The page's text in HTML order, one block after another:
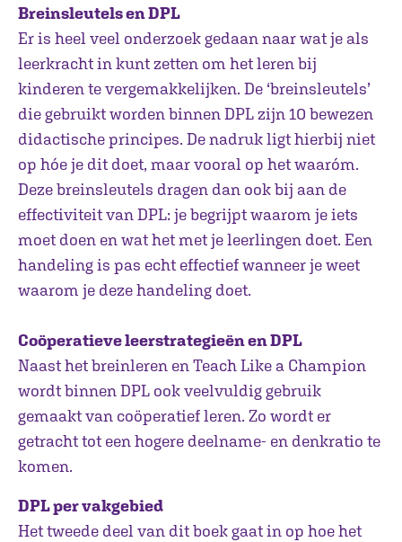
Breinsleutels en DPL
Er is heel veel onderzoek gedaan naar wat je als
leerkracht in kunt zetten om het leren bij
kinderen te vergemakkelijken. De ‘breinsleutels’
die gebruikt worden binnen DPL zijn 10 bewezen
didactische principes. De nadruk ligt hierbij niet
op hóe je dit doet, maar vooral op het waaróm.
Deze breinsleutels dragen dan ook bij aan de
effectiviteit van DPL: je begrijpt waarom je iets
moet doen en wat het met je leerlingen doet. Een
handeling is pas echt effectief wanneer je weet
waarom je deze handeling doet.
Coöperatieve leerstrategieën en DPL
Naast het breinleren en Teach Like a Champion
wordt binnen DPL ook veelvuldig gebruik
gemaakt van coöperatief leren. Zo wordt er
getracht tot een hogere deelname- en denkratio te
komen.
DPL per vakgebied
Het tweede deel van dit boek gaat in op hoe het